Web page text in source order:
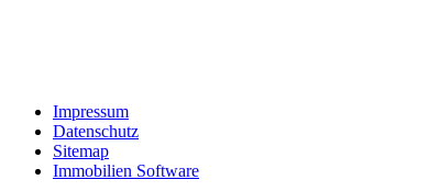
Impressum
Datenschutz
Sitemap
Immobilien Software